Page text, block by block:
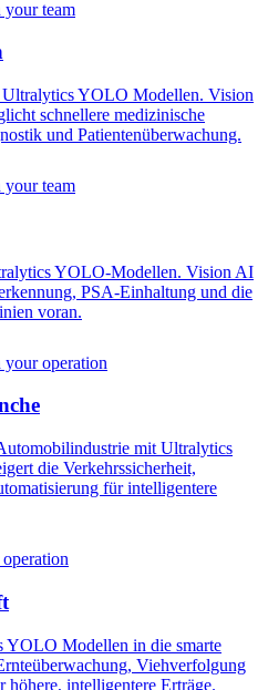
Ultralytics YOLO Modellen. Vision
schnellere medizinische
und Patientenüberwachung.
YOLO-Modellen. Vision AI
PSA-Einhaltung und die
voran.
mit Ultralytics
die Verkehrssicherheit,
für intelligentere
Modellen in die smarte
Viehverfolgung
intelligentere Erträge.